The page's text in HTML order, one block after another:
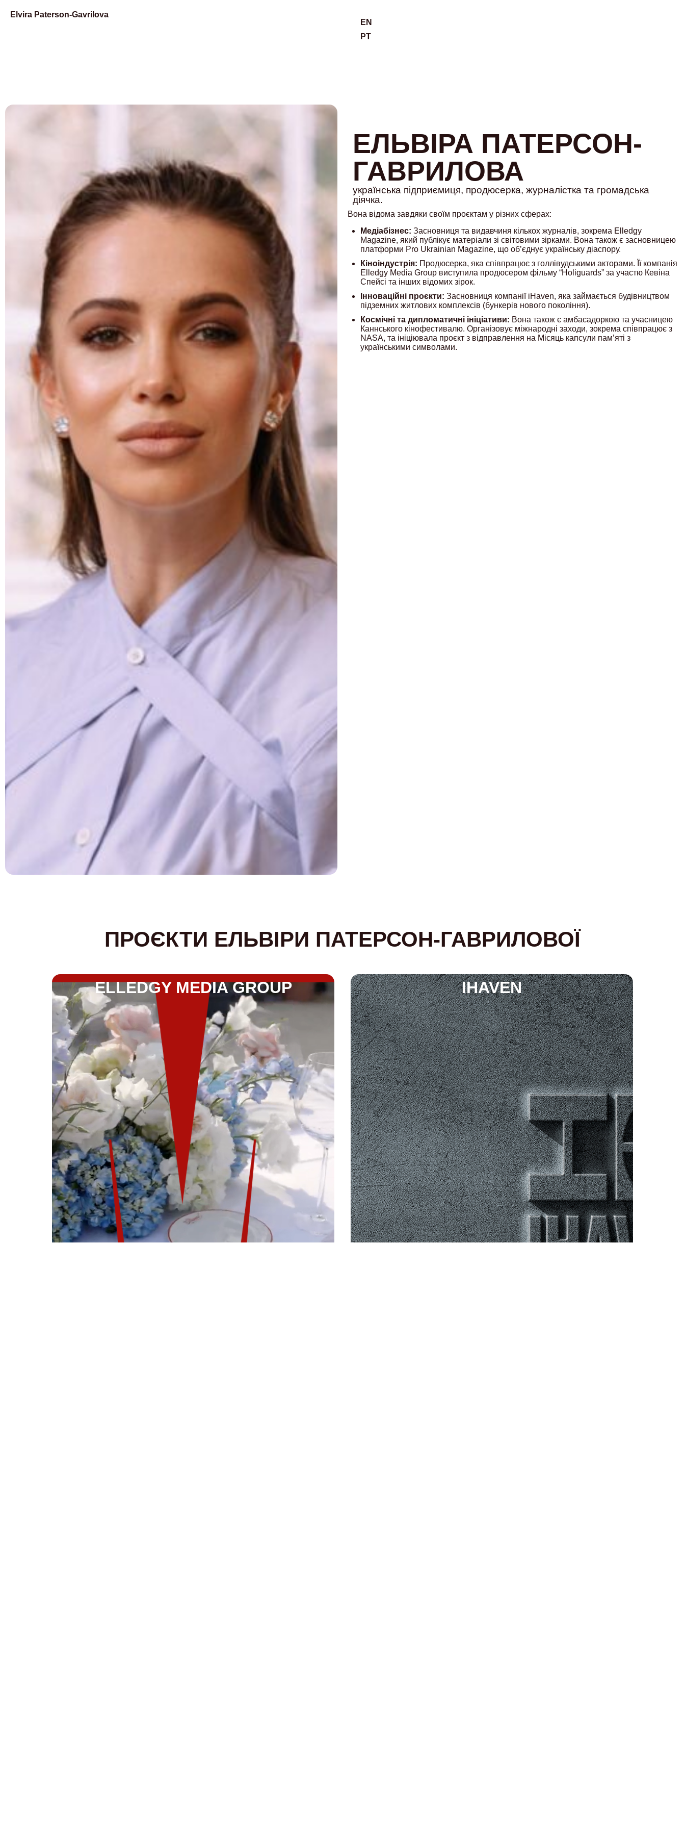
Elvira Paterson-Gavrilova
EN
PT
ЕЛЬВІРА ПАТЕРСОН-
ГАВРИЛОВА
українська підприємиця, продюсерка, журналістка та громадська
діячка.
Вона відома завдяки своїм проєктам у різних сферах:
Медіабізнес: Засновниця та видавчиня кількох журналів, зокрема Elledgy
Magazine, який публікує матеріали зі світовими зірками. Вона також є засновницею
платформи Pro Ukrainian Magazine, що об’єднує українську діаспору.
Кіноіндустрія: Продюсерка, яка співпрацює з голлівудськими акторами. Її компанія
Elledgy Media Group виступила продюсером фільму “Holiguards” за участю Кевіна
Спейсі та інших відомих зірок.
Інноваційні проєкти: Засновниця компанії iHaven, яка займається будівництвом
підземних житлових комплексів (бункерів нового покоління).
Космічні та дипломатичні ініціативи: Вона також є амбасадоркою та учасницею
Каннського кінофестивалю. Організовує міжнародні заходи, зокрема співпрацює з
NASA, та ініціювала проєкт з відправлення на Місяць капсули пам’яті з
українськими символами.
ПРОЄКТИ ЕЛЬВІРИ ПАТЕРСОН-ГАВРИЛОВОЇ
ELLEDGY MEDIA GROUP IHAVEN